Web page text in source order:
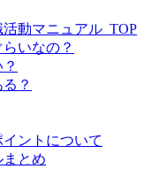
活動マニュアル_TOP
いなの？
？
ントについて
とめ